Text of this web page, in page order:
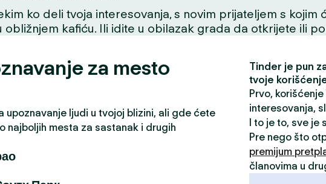
ko deli tvoja interesovanja, s novim prijateljem s kojim
obližnjem kafiću. Ili idite u obilazak grada da otkrijete ili
za mesto
upoznavanje ljudi u tvojoj blizini, ali gde ćete
najboljih mesta za sastanak i drugih
Tinder je pun
tvoje
Prvo,
interesovanja,
I to je to, sve je
Pre nego što
premijum
članovima u